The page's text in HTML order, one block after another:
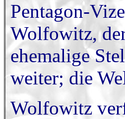
Pentagon-
Wolfowitz,
ehemalige
weiter; die
Wolfowitz